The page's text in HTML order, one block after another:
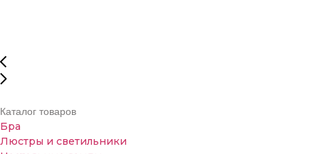
Каталог товаров
Бра
Люстры и светильники